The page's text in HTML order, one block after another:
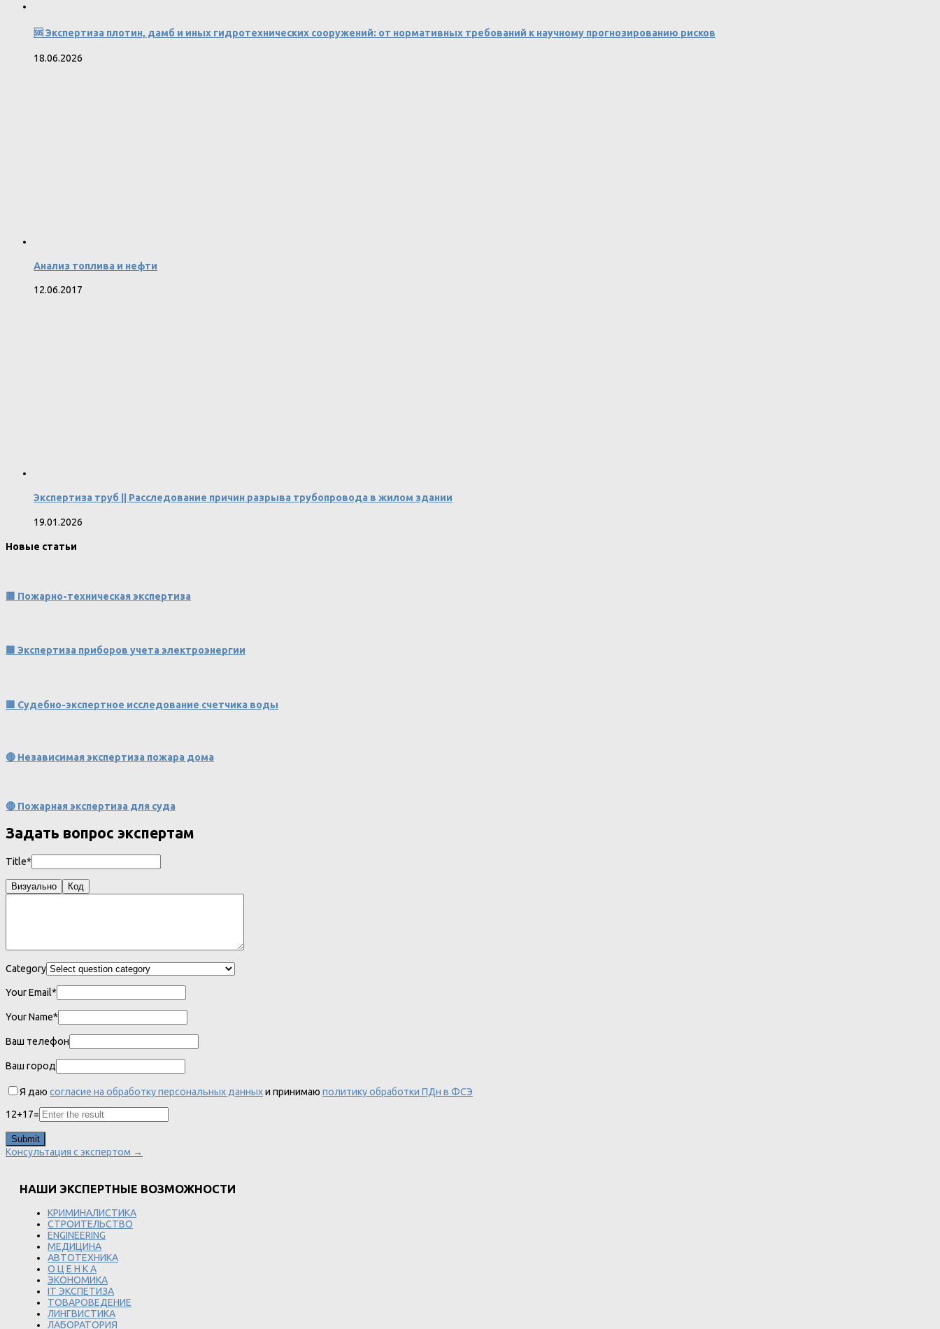
🆘 Экспертиза плотин, дамб и иных гидротехнических сооружений: от нормативных требований к научному прогнозированию рисков
18.06.2026
Анализ топлива и нефти
12.06.2017
Экспертиза труб || Расследование причин разрыва трубопровода в жилом здании
19.01.2026
Новые статьи
🟥 Пожарно-техническая экспертиза
🟩 Экспертиза приборов учета электроэнергии
🟥 Судебно-экспертное исследование счетчика воды
🔴 Независимая экспертиза пожара дома
🔴 Пожарная экспертиза для суда
Задать вопрос экспертам
Title*
Визуально Код
Category
Your Email*
Your Name*
Ваш телефон
Ваш город
Я даю согласие на обработку персональных данныхи принимаю политику обработки ПДн в ФСЭ
12+17=
Консультация с экспертом →
НАШИ ЭКСПЕРТНЫЕ ВОЗМОЖНОСТИ
КРИМИНАЛИСТИКА
СТРОИТЕЛЬСТВО
ENGINEERING
МЕДИЦИНА
АВТОТЕХНИКА
О Ц Е Н К А
ЭКОНОМИКА
IT ЭКСПЕТИЗА
ТОВАРОВЕДЕНИЕ
ЛИНГВИСТИКА
ЛАБОРАТОРИЯ